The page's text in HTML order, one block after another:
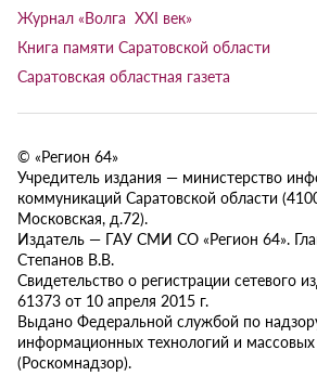
Журнал «Волга XXI век»
Книга памяти Саратовской области
Саратовская областная газета
© «Регион 64»
Учредитель издания — министерство
коммуникаций Саратовской области
Московская, д.72).
Издатель — ГАУ СМИ СО «Регион 64».
Степанов В.В.
Свидетельство о регистрации сетевого
61373 от 10 апреля 2015 г.
Выдано Федеральной службой по
информационных технологий и
(Роскомнадзор).